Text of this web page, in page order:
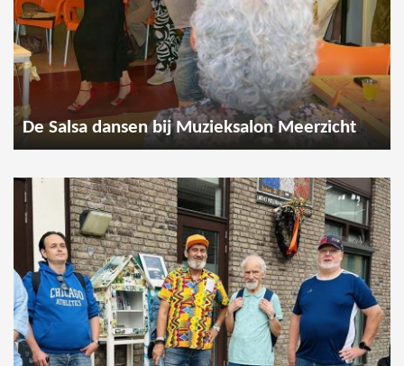
De Salsa dansen bij Muzieksalon Meerzicht